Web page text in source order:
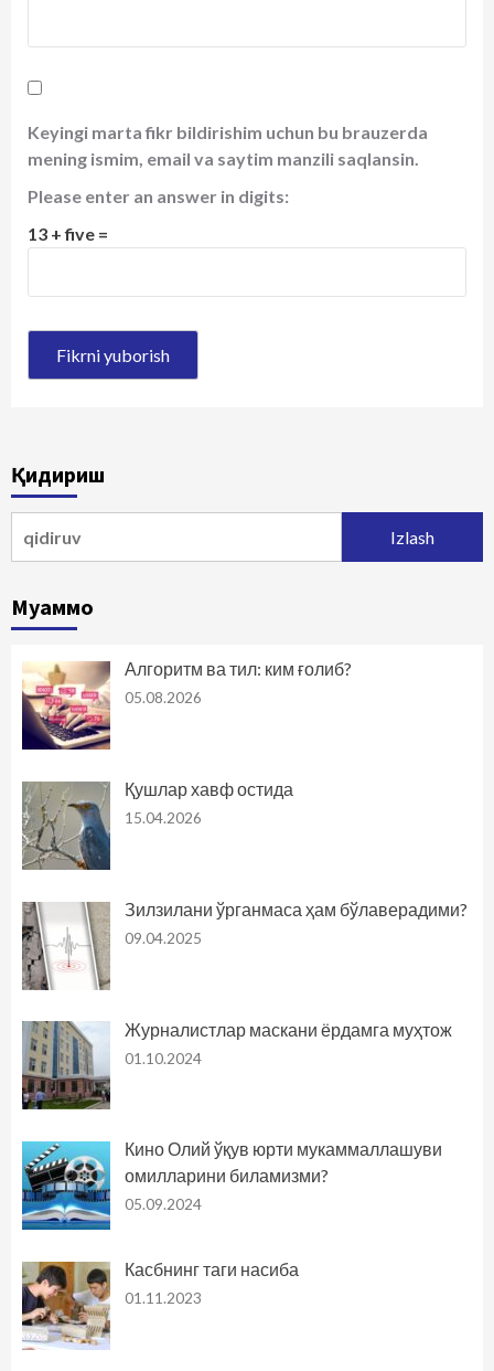
Keyingi marta fikr bildirishim uchun bu brauzerda
mening ismim, email va saytim manzili saqlansin.
Please enter an answer in digits:
13 + five =
Қидириш
Муаммо
Алгоритм ва тил: ким ғолиб?
05.08.2026
Қушлар хавф остида
15.04.2026
Зилзилани ўрганмаса ҳам бўлаверадими?
09.04.2025
Журналистлар маскани ёрдамга муҳтож
01.10.2024
Кино Олий ўқув юрти мукаммаллашуви
омилларини биламизми?
05.09.2024
Касбнинг таги насиба
01.11.2023